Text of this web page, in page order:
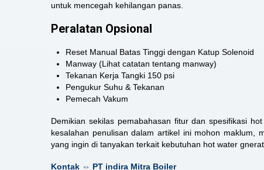
untuk mencegah kehilangan panas.
Peralatan Opsional
Reset Manual Batas Tinggi dengan Katup Solenoid
Manway (Lihat catatan tentang manway)
Tekanan Kerja Tangki 150 psi
Pengukur Suhu & Tekanan
Pemecah Vakum
Demikian sekilas pemabahasan fitur dan spesifikasi
kesalahan penulisan dalam artikel ini mohon maklum,
yang ingin di tanyakan terkait kebutuhan hot water
Kontak ⇔ PT indira Mitra Boiler